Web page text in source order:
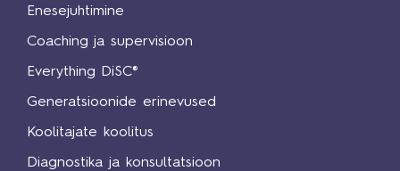
Enesejuhtimine
Coaching ja supervisioon
Everything DiSC®
Generatsioonide erinevused
Koolitajate koolitus
Diagnostika ja konsultatsioon